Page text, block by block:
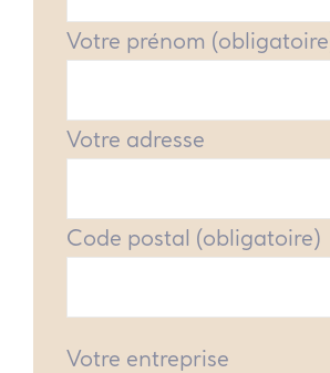
Votre prénom
Votre adresse
Code postal (obligatoire)
Votre entreprise